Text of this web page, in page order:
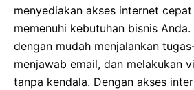
menyediakan akses internet
memenuhi kebutuhan bisnis
dengan mudah menjalankan
menjawab email, dan melakukan
tanpa kendala. Dengan akses